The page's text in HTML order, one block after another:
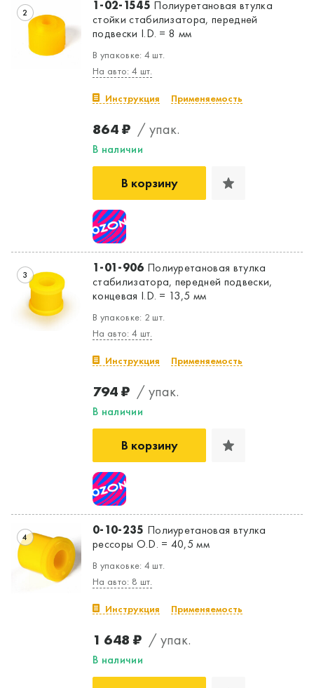
2 1-02-1545 Полиуретановая втулка
стойки стабилизатора, передней
подвески I.D. = 8 мм
В упаковке: 4 шт.
На авто: 4 шт.
Инструкция Применяемость
864 ₽ / упак.
В наличии
В корзину
3 1-01-906 Полиуретановая втулка
стабилизатора, передней подвески,
концевая I.D. = 13,5 мм
В упаковке: 2 шт.
На авто: 4 шт.
Инструкция Применяемость
794 ₽ / упак.
В наличии
В корзину
4 0-10-235 Полиуретановая втулка
рессоры O.D. = 40,5 мм
В упаковке: 4 шт.
На авто: 8 шт.
Инструкция Применяемость
1 648 ₽ / упак.
В наличии